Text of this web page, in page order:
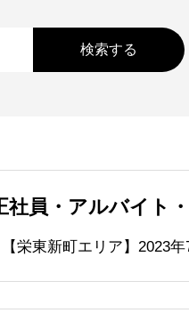
社員・アルバイト